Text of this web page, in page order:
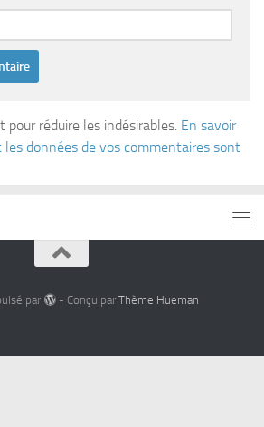
réduire les indésirables. En savoir
données de vos commentaires sont
par - Conçu par Thème Hueman